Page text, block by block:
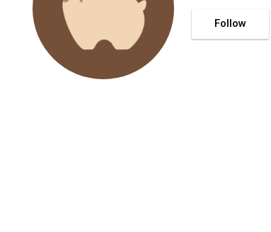
Follow